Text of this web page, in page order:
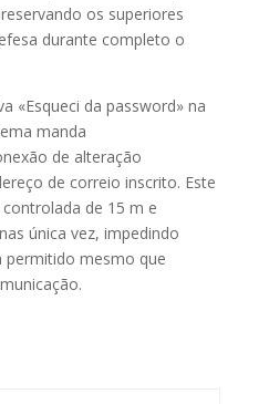
os superiores
durante completo o
«Esqueci da password» na
manda
de alteração
de correio inscrito. Este
de 15 m e
única vez, impedindo
permitido mesmo que